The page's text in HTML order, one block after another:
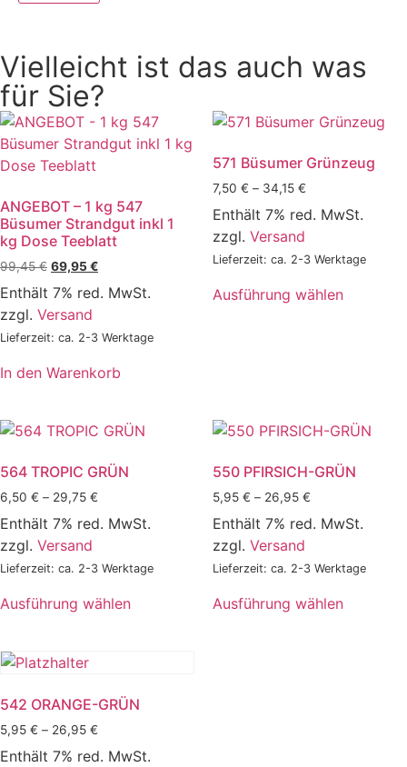
Vielleicht ist das auch was
für Sie?
ANGEBOT – 1 kg 547
Büsumer Strandgut inkl 1
kg Dose Teeblatt
99,45€ 69,95€
Enthält 7% red. MwSt.
zzgl. Versand
Lieferzeit: ca. 2-3 Werktage
In den Warenkorb
571 Büsumer Grünzeug
7,50 € – 34,15 €
Enthält 7% red. MwSt.
zzgl. Versand
Lieferzeit: ca. 2-3 Werktage
Ausführung wählen
564 TROPIC GRÜN
6,50 € – 29,75 €
Enthält 7% red. MwSt.
zzgl. Versand
Lieferzeit: ca. 2-3 Werktage
Ausführung wählen
550 PFIRSICH-GRÜN
5,95 € – 26,95 €
Enthält 7% red. MwSt.
zzgl. Versand
Lieferzeit: ca. 2-3 Werktage
Ausführung wählen
542 ORANGE-GRÜN
5,95 € – 26,95 €
Enthält 7% red. MwSt.